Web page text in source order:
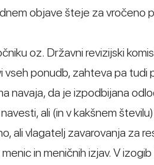
objave šteje za vročeno
oz. Državni revizijski
ponudb, zahteva pa tudi
navaja, da je izpodbijana
ali (in v kakšnem
ali vlagatelj zavarovanja za
in meničnih izjav. V